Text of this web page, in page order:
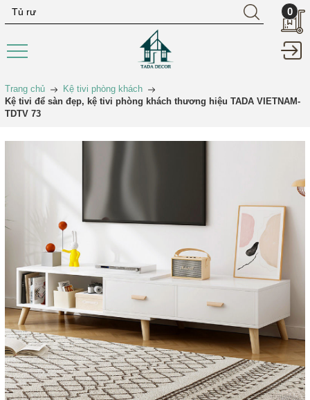
0
Trang chủ
Kệ tivi phòng khách
Kệ tivi để sàn đẹp, kệ tivi phòng khách thương hiệu TADA VIETNAM-
TDTV 73